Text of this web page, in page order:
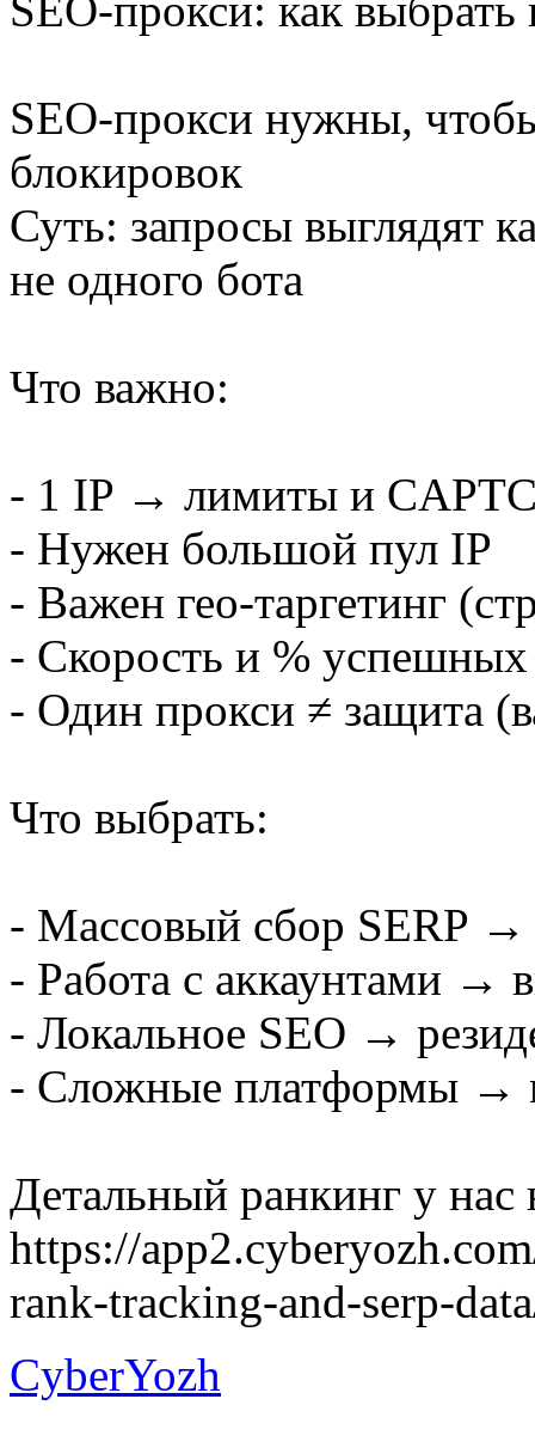
SEO-прокси нужны,
блокировок
Суть: запросы выглядят
не одного бота
Что важно:
- 1 IP → лимиты и
- Нужен большой пул IP
- Важен гео-таргетинг
- Скорость и %
- Один прокси ≠ защита
Что выбрать:
- Массовый сбор SERP
- Работа с аккаунтами →
- Локальное SEO →
- Сложные платформы →
Детальный ранкинг у нас
https://
rank-tracking-and-serp-
CyberYozh